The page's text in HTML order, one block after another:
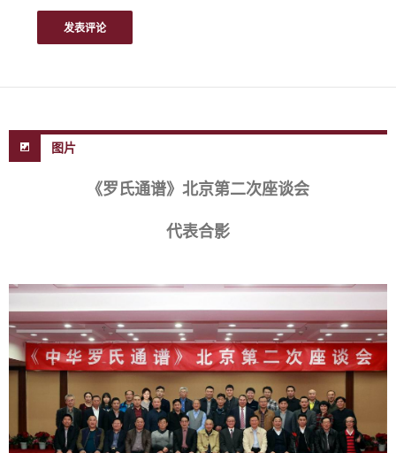
图片
《罗氏通谱》北京第二次座谈会
代表合影